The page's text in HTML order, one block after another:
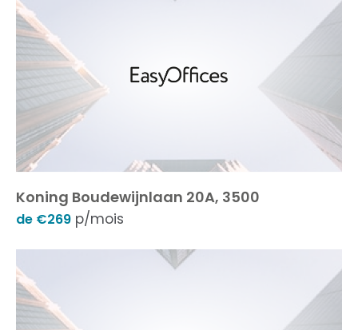
Koning Boudewijnlaan 20A, 3500
de €269 p/mois